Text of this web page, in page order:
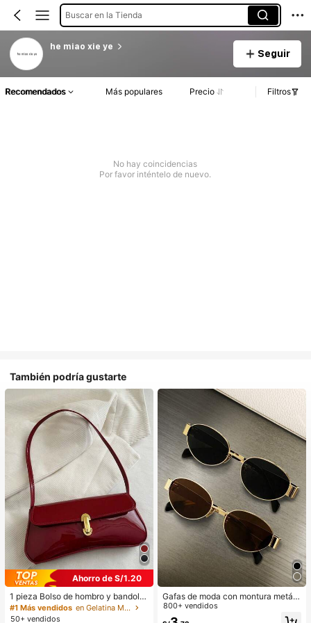
Buscar en la Tienda
he miao xie ye
Seguir
Recomendados Más populares Precio Filtros
No hay coincidencias
Por favor inténtelo de nuevo.
También podría gustarte
Ahorro de S/1.20
1 pieza Bolso de hombro y bandoler
a de cuero sintético aceitado retro
para mujer, adecuado para citas, sa
#1 Más vendidos
en Gelatina Monedero
50+ vendidos
Gafas de moda con montura metáli
ca ovalada/poligonal (media montu
ra), adecuadas para uso diario y act
800+ vendidos